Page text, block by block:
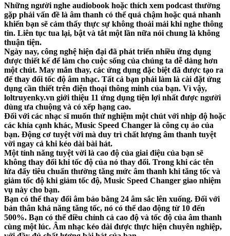
Những người nghe audiobook hoặc thích xem podcast thường
gặp phải vấn đề là âm thanh có thể quá chậm hoặc quá nhanh
khiến bạn sẽ cảm thấy thực sự không thoải mái khi nghe thông
tin. Liên tục tua lại, bật và tắt một lần nữa nói chung là không
thuận tiện.
Ngày nay, công nghệ hiện đại đã phát triển nhiều ứng dụng
được thiết kế để làm cho cuộc sống của chúng ta dễ dàng hơn
một chút. May mắn thay, các ứng dụng đặc biệt đã được tạo ra
để thay đổi tốc độ âm nhạc. Tất cả bạn phải làm là cài đặt ứng
dụng cần thiết trên điện thoại thông minh của bạn. Vì vậy,
loltruyenky.vn giới thiệu 11 ứng dụng tiện lợi nhất được người
dùng ưa chuộng và có xếp hạng cao.
Đối với các nhạc sĩ muốn thử nghiệm một chút với nhịp độ hoặc
các khía cạnh khác, Music Speed ​​Changer là công cụ ảo của
bạn. Động cơ tuyệt vời mà duy trì chất lượng âm thanh tuyệt
vời ngay cả khi kéo dài bài hát.
Một tính năng tuyệt vời là cao độ của giai điệu của bạn sẽ
không thay đổi khi tốc độ của nó thay đổi. Trong khi các tên
lửa đẩy tiêu chuẩn thường tăng mức âm thanh khi tăng tốc và
giảm tốc độ khi giảm tốc độ, Music Speed ​​Changer giao nhiệm
vụ này cho bạn.
Bạn có thể thay đổi âm báo bằng 24 âm sắc lên xuống. Đối với
bản thân khả năng tăng tốc, nó có thể dao động từ 10 đến
500%. Bạn có thể điều chỉnh cả cao độ và tốc độ của âm thanh
cùng một lúc. Âm nhạc kéo dài được thực hiện chuyên nghiệp,